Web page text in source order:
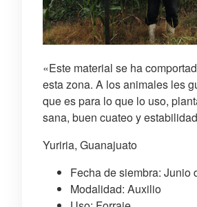
«Este material se ha
esta zona. A los animales les
que es para lo que lo uso,
sana, buen cuateo y
Yuriria, Guanajuato
Fecha de siembra: Junio
Modalidad: Auxilio